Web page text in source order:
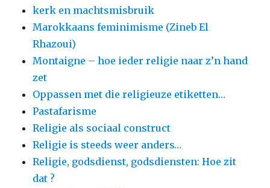
kerk en machtsmisbruik
Marokkaans feminimisme (Zineb El
Rhazoui)
Montaigne – hoe ieder religie naar z’n hand
zet
Oppassen met die religieuze etiketten…
Pastafarisme
Religie als sociaal construct
Religie is steeds weer anders…
Religie, godsdienst, godsdiensten: Hoe zit
dat ?